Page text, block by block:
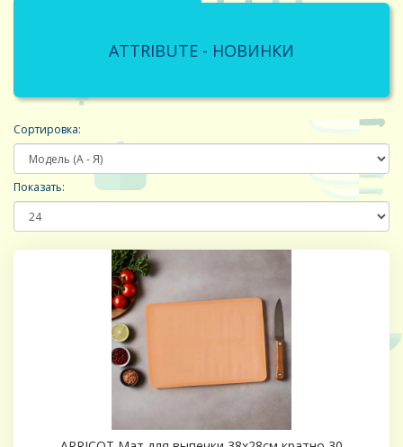
ATTRIBUTE - НОВИНКИ
Сортировка:
Показать: